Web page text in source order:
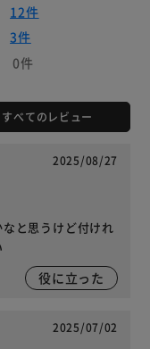
12件
3件
0件
すべてのレビュー
2025/08/27
と思うけど付けれ
役に立った
2025/07/02